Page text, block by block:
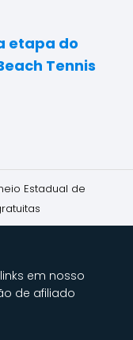
etapa do
Tennis
Estadual de
em nosso
de afiliado